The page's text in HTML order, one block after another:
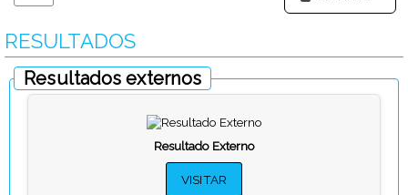
RESULTADOS
Resultados externos
Resultado Externo
VISITAR